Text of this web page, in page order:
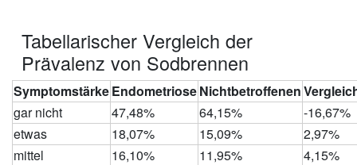
Tabellarischer Vergleich der
Prävalenz von Sodbrennen
SymptomstärkeEndometrioseNichtbetroffenen
gar nicht
47,48% 64,15%
-16,67%
etwas
18,07% 15,09%
2,97%
mittel
16,10% 11,95%
4,15%